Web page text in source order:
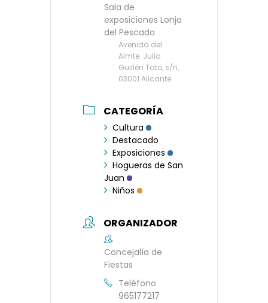
Sala de
exposiciones Lonja
del Pescado
Avenida del
Almte. Julio
Guillén Tato, s/n,
03001 Alicante
CATEGORÍA
Cultura
Destacado
Exposiciones
Hogueras de San
Juan
Niños
ORGANIZADOR
Concejalía de
Fiestas
Teléfono
965177217